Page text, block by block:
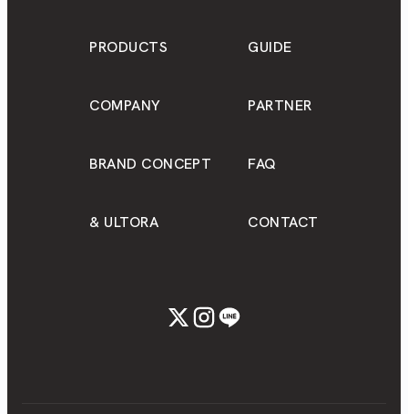
PRODUCTS GUIDE
COMPANY PARTNER
BRAND CONCEPT FAQ
& ULTORA CONTACT